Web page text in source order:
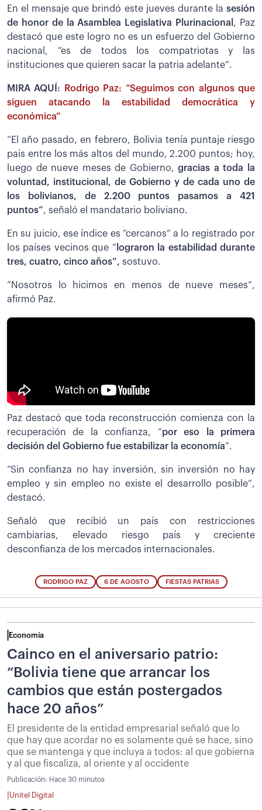
En el mensaje que brindó este jueves durante la sesión
de honor de la Asamblea Legislativa Plurinacional , Paz
destacó que este logro no es un esfuerzo del Gobierno
nacional, “es de todos los compatriotas y las
instituciones que quieren sacar la patria adelante”.
MIRA AQUÍ:
Rodrigo Paz: “Seguimos con algunos que
siguen atacando la estabilidad democrática y
económica”
“El año pasado, en febrero, Bolivia tenía puntaje riesgo
país entre los más altos del mundo, 2.200 puntos; hoy,
luego de nueve meses de Gobierno, gracias a toda la
voluntad, institucional, de Gobierno y de cada uno de
los bolivianos, de 2.200 puntos pasamos a 421
puntos”, señaló el mandatario boliviano.
En su juicio, ese índice es “cercanos” a lo registrado por
los países vecinos que “ lograron la estabilidad durante
tres, cuatro, cinco años”, sostuvo.
”Nosotros lo hicimos en menos de nueve meses”,
afirmó Paz.
Paz destacó que toda reconstrucción comienza con la
recuperación de la confianza, “por eso la primera
decisión del Gobierno fue estabilizar la economía”.
“Sin confianza no hay inversión, sin inversión no hay
empleo y sin empleo no existe el desarrollo posible”,
destacó.
Señaló que recibió un país con restricciones
cambiarias, elevado riesgo país y creciente
desconfianza de los mercados internacionales.
RODRIGO PAZ 6 DE AGOSTO FIESTAS PATRIAS
Economía
Cainco en el aniversario patrio:
“Bolivia tiene que arrancar los
cambios que están postergados
hace 20 años”
El presidente de la entidad empresarial señaló que lo
que hay que acordar no es solamente qué se hace, sino
que se mantenga y que incluya a todos: al que gobierna
y al que fiscaliza, al oriente y al occidente
Publicación: Hace 30 minutos
Unitel Digital